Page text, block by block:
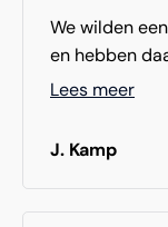
We wilden
en hebben
gezien, zó
Lees meer
J. Kamp